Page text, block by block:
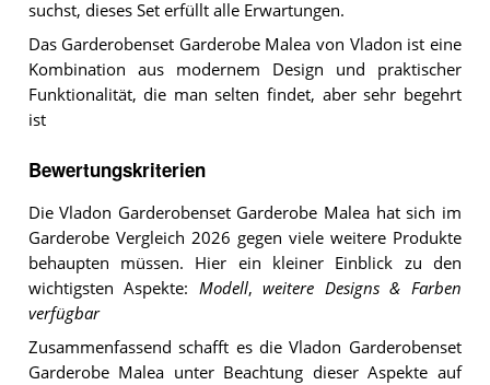
suchst, dieses Set erfüllt alle Erwartungen.
Das Garderobenset Garderobe Malea von Vladon ist eine
Kombination aus modernem Design und praktischer
Funktionalität, die man selten findet, aber sehr begehrt
ist
Bewertungskriterien
Die Vladon Garderobenset Garderobe Malea hat sich im
Garderobe Vergleich 2026 gegen viele weitere Produkte
behaupten müssen. Hier ein kleiner Einblick zu den
wichtigsten Aspekte: Modell,weitere Designs & Farben
verfügbar
Zusammenfassend schafft es die Vladon Garderobenset
Garderobe Malea unter Beachtung dieser Aspekte auf